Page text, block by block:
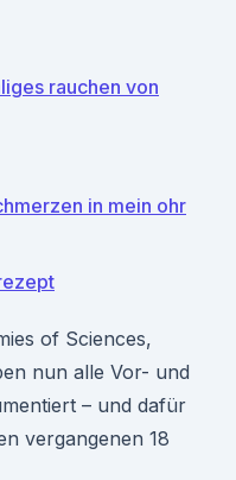
rauchen von
in mein ohr
of Sciences,
nun alle Vor- und
– und dafür
vergangenen 18